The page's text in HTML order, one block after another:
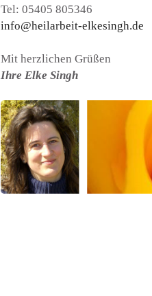
Tel: 05405 805346
info@heilarbeit-elkesingh.de
Mit herzlichen Grüßen
Ihre Elke Singh